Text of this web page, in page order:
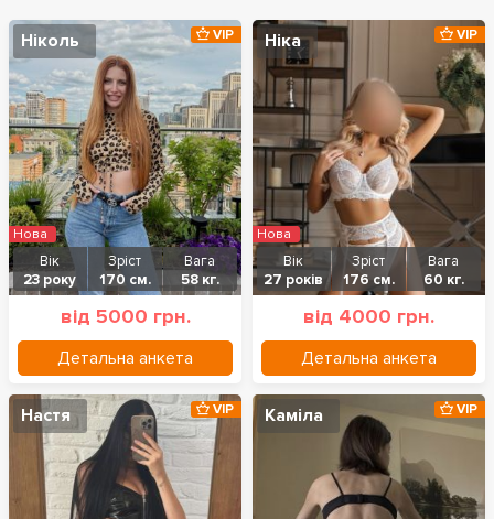
Ніколь
Вік
23 року
Зріст
170 см.
Вага
58 кг.
від 5000 грн.
Детальна анкета
VIP
Нова
Ніка
Вік
27 років
Зріст
176 см.
Вага
60 кг.
від 4000 грн.
Детальна анкета
VIP
Нова
Настя VIP Каміла VIP